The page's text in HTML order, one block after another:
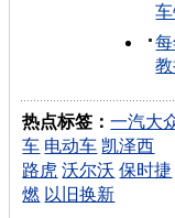
热点标签：一汽大
车 电动车 凯泽西
路虎 沃尔沃 保时捷
燃 以旧换新